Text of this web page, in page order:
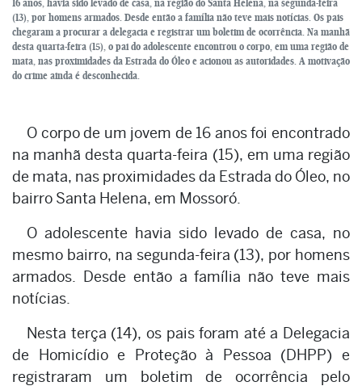
16 anos, havia sido levado de casa, na região do Santa Helena, na segunda-feira
(13), por homens armados. Desde então a família não teve mais notícias. Os pais
chegaram a procurar a delegacia e registrar um boletim de ocorrência. Na manhã
desta quarta-feira (15), o pai do adolescente encontrou o corpo, em uma região de
mata, nas proximidades da Estrada do Óleo e acionou as autoridades. A motivação
do crime ainda é desconhecida.
O corpo de um jovem de 16 anos foi encontrado
na manhã desta quarta-feira (15), em uma região
de mata, nas proximidades da Estrada do Óleo, no
bairro Santa Helena, em Mossoró.
O adolescente havia sido levado de casa, no
mesmo bairro, na segunda-feira (13), por homens
armados. Desde então a família não teve mais
notícias.
Nesta terça (14), os pais foram até a Delegacia
de Homicídio e Proteção à Pessoa (DHPP) e
registraram um boletim de ocorrência pelo